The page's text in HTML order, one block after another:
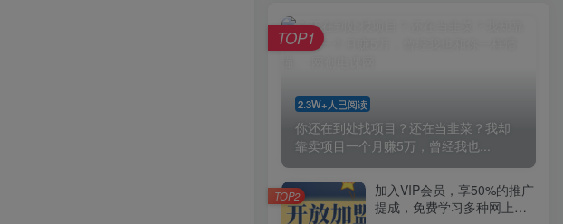
2.3W+人已阅读
你还在到处找项目？还在当韭菜？我却
靠卖项目一个月赚5万，曾经我也...
TOP1
加入VIP会员，享50%的推广
提成，免费学习多种网上创
TOP2